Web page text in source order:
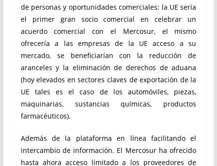
de personas y oportunidades comerciales; la UE sería
el primer gran socio comercial en celebrar un
acuerdo comercial con el Mercosur, el mismo
ofrecería a las empresas de la UE acceso a su
mercado, se beneficiarían con la reducción de
aranceles y la eliminación de derechos de aduana
(hoy elevados en sectores claves de exportación de la
UE tales es el caso de los automóviles, piezas,
maquinarias, sustancias químicas, productos
farmacéuticos).
Además de la plataforma en línea facilitando el
intercambio de información. El Mercosur ha ofrecido
hasta ahora acceso limitado a los proveedores de